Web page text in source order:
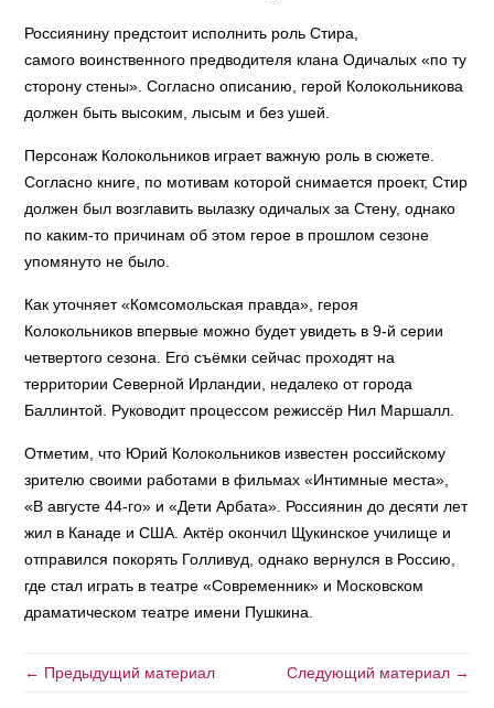
Россиянину предстоит исполнить роль Стира,
самого воинственного предводителя клана Одичалых «по ту
сторону стены». Согласно описанию, герой Колокольникова
должен быть высоким, лысым и без ушей.
Персонаж Колокольников играет важную роль в сюжете.
Согласно книге, по мотивам которой снимается проект, Стир
должен был возглавить вылазку одичалых за Стену, однако
по каким-то причинам об этом герое в прошлом сезоне
упомянуто не было.
Как уточняет «Комсомольская правда», героя
Колокольников впервые можно будет увидеть в 9-й серии
четвертого сезона. Его съёмки сейчас проходят на
территории Северной Ирландии, недалеко от города
Баллинтой. Руководит процессом режиссёр Нил Маршалл.
Отметим, что Юрий Колокольников известен российскому
зрителю своими работами в фильмах «Интимные места»,
«В августе 44-го» и «Дети Арбата». Россиянин до десяти лет
жил в Канаде и США. Актёр окончил Щукинское училище и
отправился покорять Голливуд, однако вернулся в Россию,
где стал играть в театре «Современник» и Московском
драматическом театре имени Пушкина.
← Предыдущий материал Следующий материал →